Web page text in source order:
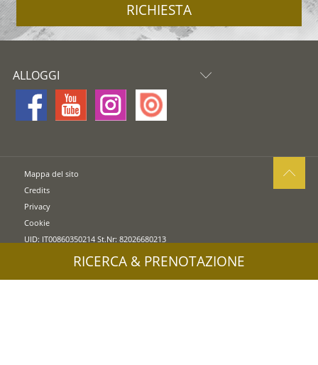
RICHIESTA
ALLOGGI
Mappa del sito
Credits
Privacy
Cookie
UID: IT00860350214 St.Nr: 82026680213
RICERCA & PRENOTAZIONE